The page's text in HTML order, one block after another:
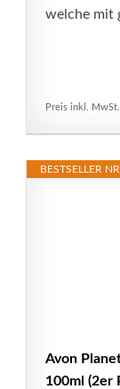
welche mit
Preis inkl.
BESTSELLER
Avon
100ml (2er